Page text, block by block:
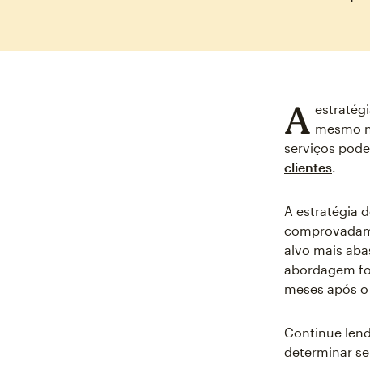
A mesmo
serviços
clientes.
A estratégia
alvo mais
abordagem
meses após
Continue
determinar